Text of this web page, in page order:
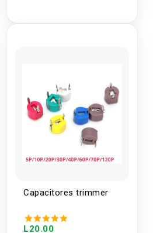
Capacitores trimmer
L20.00